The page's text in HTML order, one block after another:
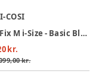
COSI
RodiFix M i-Size - Basic Black
kr.
kr.